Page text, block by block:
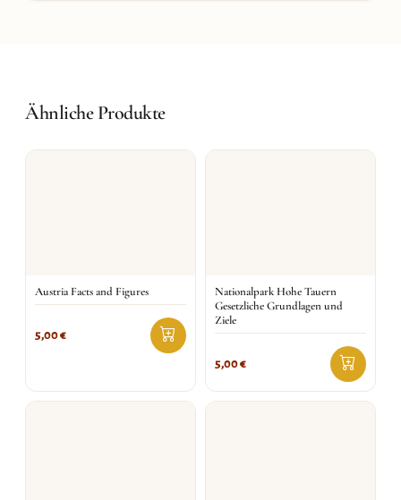
Ähnliche Produkte
Austria Facts and Figures
5,00€
Nationalpark Hohe Tauern
Gesetzliche Grundlagen und
Ziele
5,00€